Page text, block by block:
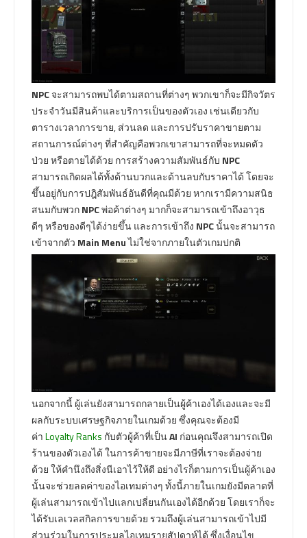
NPCจะสามารถพบได้ตามสถานที่ต่างๆ พวกเขาก็จะมีกิจวัตร
ประจำวันมีสินค้าและบริการเป็นของตัวเอง เช่นเดียวกับ
ตารางเวลาการขาย, ส่วนลด และการปรับราคาขายตาม
สถานการณ์ต่างๆ ที่สำคัญคือพวกเขาสามารถที่จะหมดตัว
ป่วย หรือตายได้ด้วย การสร้างความสัมพันธ์กับ NPC
สามารถเกิดผลได้ทั้งด้านบวกและด้านลบกับราคาได้ โดยจะ
ขึ้นอยู่กับการปฎิสัมพันธ์อันดีที่คุณมีด้วย หากเรามีความสนิธ
สนมกับพวกNPCพ่อค้าต่างๆ มากก็จะสามารถเข้าถึงอาวุธ
ดีๆ หรือของดีๆได้ง่ายขึ้น และการเข้าถึง NPCนั้นจะสามารถ
เข้าจากตัว Main Menuไม่ใช่จากภายในตัวเกมปกติ
นอกจากนี้ ผู้เล่นยังสามารถกลายเป็นผู้ค้าเองได้เองและจะมี
ผลกับระบบเศรษฐกิจภายในเกมด้วย ซึ่งคุณจะต้องมี
ค่าLoyalty Ranks กับตัวผู้ค้าที่เป็นAI ก่อนคุณจึงสามารถเปิด
ร้านของตัวเองได้ ในการค้าขายจะมีภาษีที่เราจะต้องจ่าย
ด้วย ให้คำนึงถึงสิ่งนีเอาไว้ให้ดี อย่างไรก็ตามการเป็นผู้ค้าเอง
นั้นจะช่วยลดค่าของไอเทมต่างๆ ทั้งนี้ภายในเกมยังมีตลาดที่
ผู้เล่นสามารถเข้าไปแลกเปลี่ยนกันเองได้อีกด้วย โดยเราก็จะ
ได้รับเลเวลสกิลการขายด้วย รวมถึงผู้เล่นสามารถเข้าไปมี
ส่วนร่วมในการประมูลไอเทมรายสัปดาห์ได้ ซึ่งเงื่อนไข